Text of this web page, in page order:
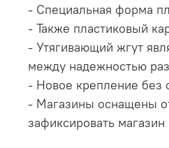
- Специальная форма
- Также пластиковый
- Утягивающий жгут
между надежностью
- Новое крепление без
- Магазины оснащены
зафиксировать